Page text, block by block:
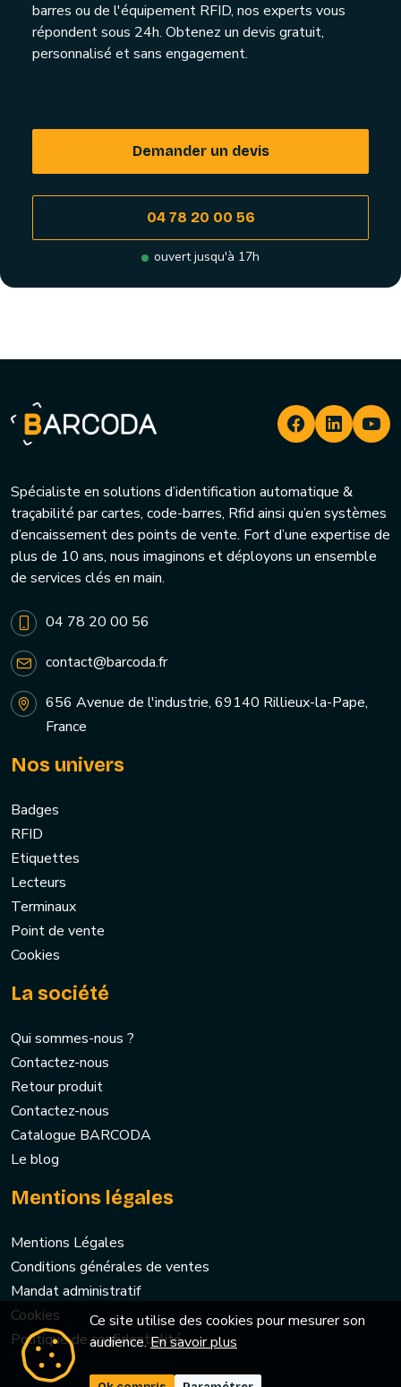
barres ou de l'équipement RFID, nos experts vous
répondent sous 24h. Obtenez un devis gratuit,
personnalisé et sans engagement.
Demander un devis
04 78 20 00 56
ouvert jusqu'à 17h
Spécialiste en solutions d’identification automatique &
traçabilité par cartes, code-barres, Rfid ainsi qu’en systèmes
d’encaissement des points de vente. Fort d’une expertise de
plus de 10 ans, nous imaginons et déployons un ensemble
de services clés en main.
04 78 20 00 56
contact@barcoda.fr
656 Avenue de l'industrie, 69140 Rillieux-la-Pape,
France
Nos univers
Badges
RFID
Etiquettes
Lecteurs
Terminaux
Point de vente
Cookies
La société
Qui sommes-nous ?
Contactez-nous
Retour produit
Contactez-nous
Catalogue BARCODA
Le blog
Mentions légales
Mentions Légales
Conditions générales de ventes
Mandat administratif
Cookies
Politique de confidentialité
Ce site utilise des cookies pour mesurer son
audience.En savoir plus